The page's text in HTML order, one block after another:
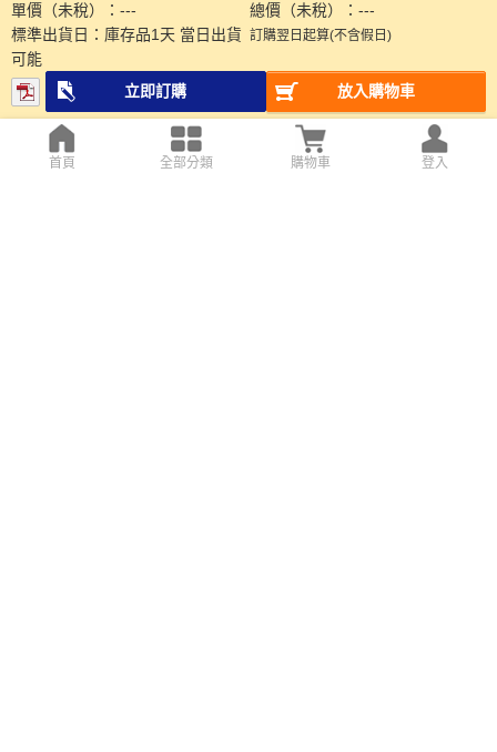
單價（未稅）： --- 總價（未稅）： ---
標準出貨日： 庫存品1天 當日出貨
可能
訂購翌日起算(不含假日)
立即訂購 放入購物車
首頁 全部分類 購物車 登入